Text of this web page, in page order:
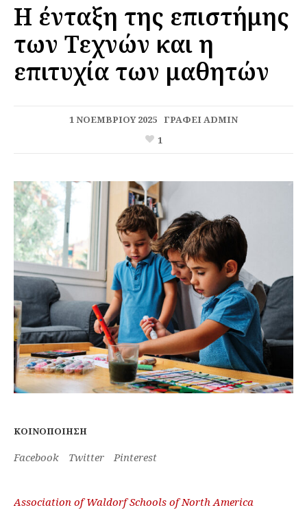
Η ένταξη της επιστήμης
των Τεχνών και η
επιτυχία των μαθητών
1 ΝΟΕΜΒΡΊΟΥ 2025 ΓΡΆΦΕΙADMIN
1
ΚΟΙΝΟΠΟΊΗΣΗ
Facebook Twitter Pinterest
Association of Waldorf Schools of North America